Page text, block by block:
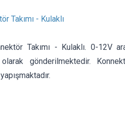
Takımı - Kulaklı
Takımı - Kulaklı. 0-12V
gönderilmektedir.